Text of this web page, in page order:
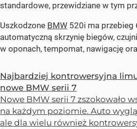
standardowe, przewidziane w tym
Uszkodzone BMW 520i ma przebieg
automatyczną skrzynię biegów,
w oponach, tempomat, nawigację
Najbardziej kontrowersyjna
nowe BMW serii 7
Nowe BMW serii 7 zszokowało
na każdym poziomie. Auto
ale dla wielu również